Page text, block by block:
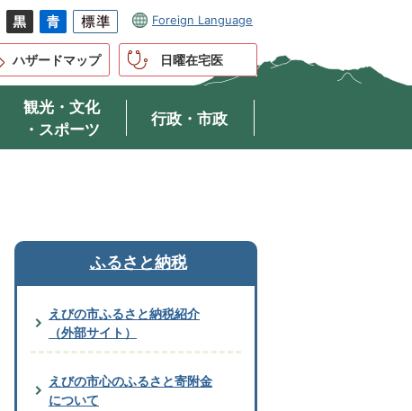
Foreign Language
ハザードマップ 日曜在宅医
観光・文化
・スポーツ
行政・市政
ふるさと納税
えびの市ふるさと納税紹介
（外部サイト）
えびの市心のふるさと寄附金
について